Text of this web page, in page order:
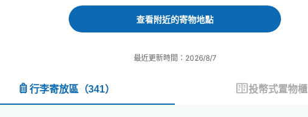
forward
to
the
calendar
select
backward
interact
select
查看附近的寄物地點
最近更新時間：2026/8/7
行李寄放區 （341） 投幣式置物櫃